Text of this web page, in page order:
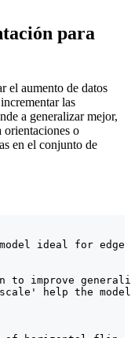
para
el aumento de datos
las
a generalizar mejor,
orientaciones o
en el conjunto de
ideal for edge
to improve
help the model